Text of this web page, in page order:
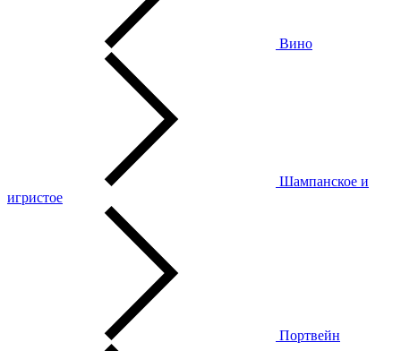
Вино
Шампанское и
игристое
Портвейн